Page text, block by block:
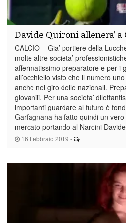
16 Febbraio 2019 -
Davide Quironi allenera’ a
CALCIO – Gia’ portiere della
molte altre societa’
affermatissimo preparatore e per i
all’occhiello visto che il numero
anche nel giro delle nazionali.
giovanili. Per una societa’
importanti guardare al futuro è
Garfagnana ha fatto quindi un
mercato portando al Nardini